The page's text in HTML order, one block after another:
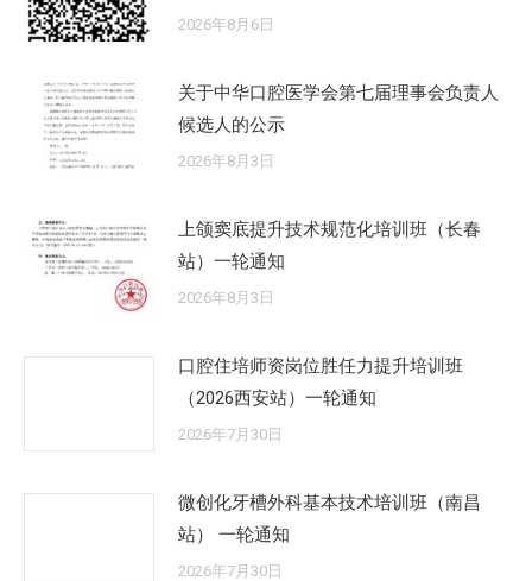
2026年8月6日
关于中华口腔医学会第七届理事会负责人
候选人的公示
2026年8月3日
上颌窦底提升技术规范化培训班（长春
站）一轮通知
2026年8月3日
口腔住培师资岗位胜任力提升培训班
（2026西安站）一轮通知
2026年7月30日
微创化牙槽外科基本技术培训班（南昌
站） 一轮通知
2026年7月30日